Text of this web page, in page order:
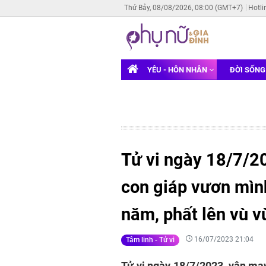
Thứ Bảy, 08/08/2026, 08:00 (GMT+7)
YÊU - HÔN NHÂN ĐỜI
Tử vi ngày 18/7/
con giáp vươn
năm, phất lên vù
Tâm linh - Tử vi 16/07/2023 21:04